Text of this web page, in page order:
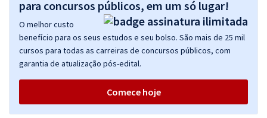
para concursos públicos, em um só lugar!
O melhor custo
benefício para os seus estudos e seu bolso. São mais de 25 mil
cursos para todas as carreiras de concursos públicos, com
garantia de atualização pós-edital.
Comece hoje